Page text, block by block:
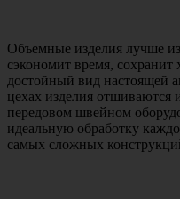
Объемные изделия лучше
сэкономит время,
достойный вид настоящей
цехах изделия отшиваются
передовом швейном
идеальную обработку
самых сложных